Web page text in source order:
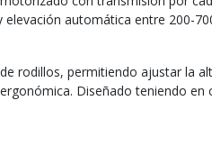
elevación automática entre 200-
rodillos, permitiendo ajustar la
Diseñado teniendo en